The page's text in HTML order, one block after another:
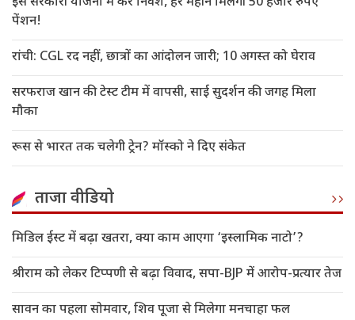
पेंशन!
रांची: CGL रद नहीं, छात्रों का आंदोलन जारी; 10 अगस्त को घेराव
सरफराज खान की टेस्ट टीम में वापसी, साई सुदर्शन की जगह मिला
मौका
रूस से भारत तक चलेगी ट्रेन? मॉस्को ने दिए संकेत
ताजा वीडियो
मिडिल ईस्ट में बढ़ा खतरा, क्या काम आएगा ‘इस्लामिक नाटो’?
श्रीराम को लेकर टिप्पणी से बढ़ा विवाद, सपा-BJP में आरोप-प्रत्यार तेज
सावन का पहला सोमवार, शिव पूजा से मिलेगा मनचाहा फल